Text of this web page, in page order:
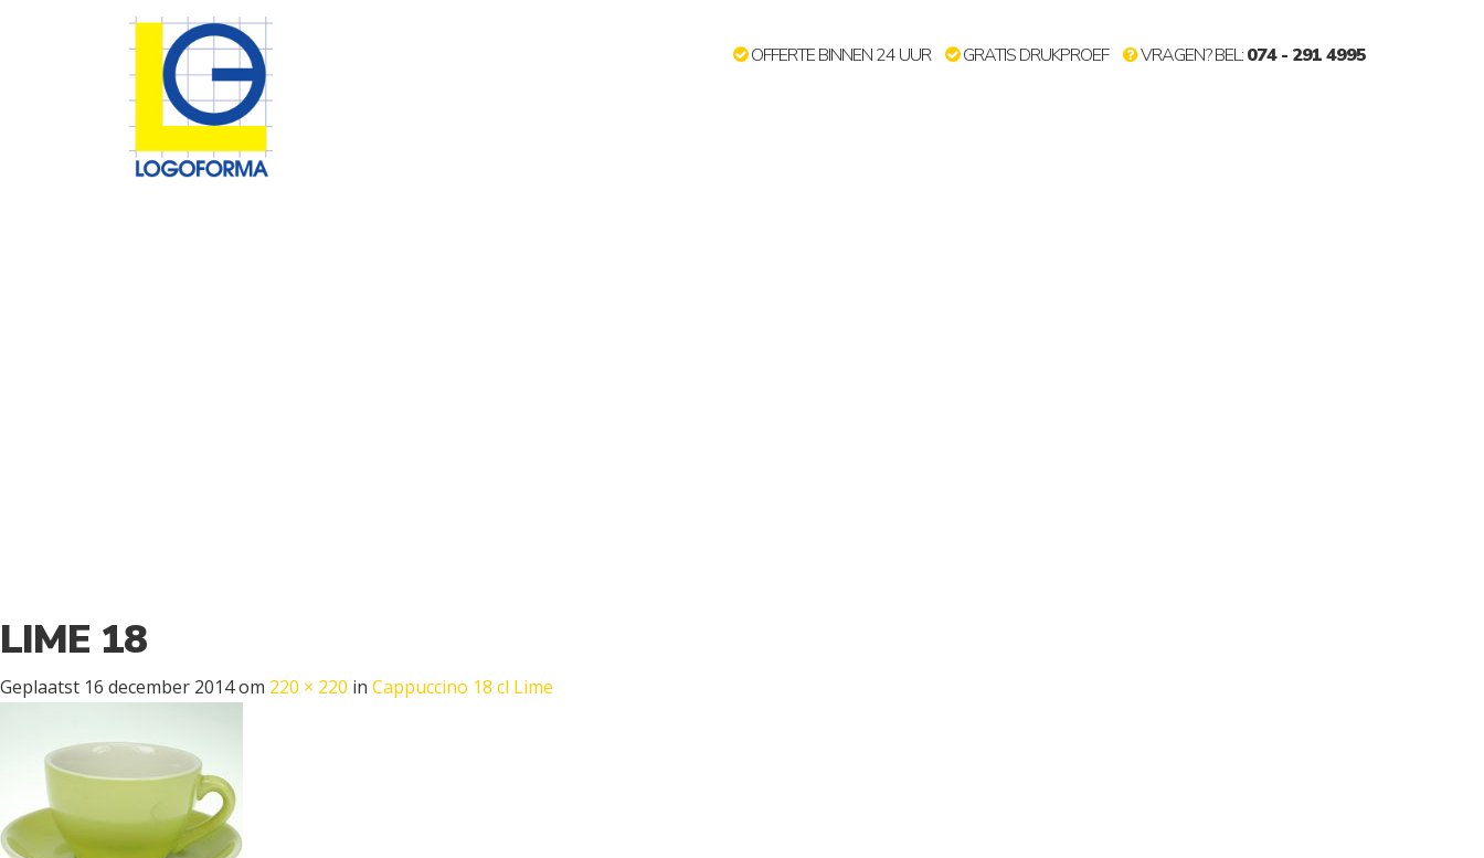
OFFERTE BINNEN 24 UUR GRATIS DRUKPROEF VRAGEN? BEL:074 - 291 4995
LIME 18
Geplaatst 16 december 2014om 220 × 220 in Cappuccino 18 cl Lime